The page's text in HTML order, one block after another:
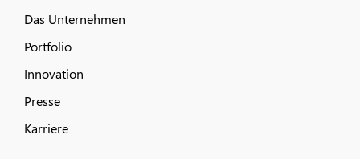
Das Unternehmen
Portfolio
Innovation
Presse
Karriere